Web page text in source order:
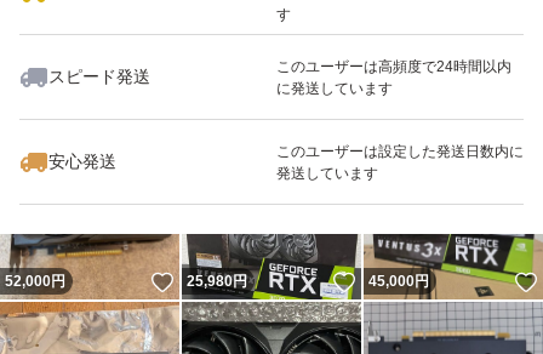
す
スピード発送
このユーザーは高頻度で24時間以内
に発送しています
安心発送
このユーザーは設定した発送日数内に
発送しています
いいね！
32,000
52,000円 いいね！
25,980円 いいね！
45,000円